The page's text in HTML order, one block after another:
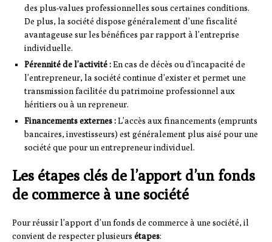
des plus-values professionnelles sous certaines conditions.
De plus, la société dispose généralement d’une fiscalité
avantageuse sur les bénéfices par rapport à l’entreprise
individuelle.
Pérennité de l’activité :En cas de décès ou d’incapacité de
l’entrepreneur, la société continue d’exister et permet une
transmission facilitée du patrimoine professionnel aux
héritiers ou à un repreneur.
Financements externes :L’accès aux financements (emprunts
bancaires, investisseurs) est généralement plus aisé pour une
société que pour un entrepreneur individuel.
Les étapes clés de l’apport d’un fonds
de commerce à une société
Pour réussir l’apport d’un fonds de commerce à une société, il
convient de respecter plusieurs étapes: